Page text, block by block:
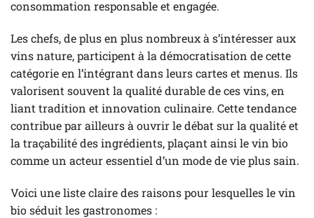
consommation responsable et engagée.
Les chefs, de plus en plus nombreux à s’intéresser aux
vins nature, participent à la démocratisation de cette
catégorie en l’intégrant dans leurs cartes et menus. Ils
valorisent souvent la qualité durable de ces vins, en
liant tradition et innovation culinaire. Cette tendance
contribue par ailleurs à ouvrir le débat sur la qualité et
la traçabilité des ingrédients, plaçant ainsi le vin bio
comme un acteur essentiel d’un mode de vie plus sain.
Voici une liste claire des raisons pour lesquelles le vin
bio séduit les gastronomes :